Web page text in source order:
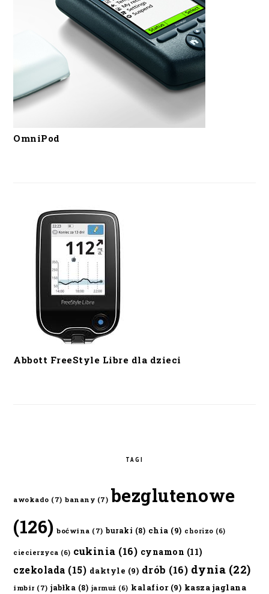
OmniPod
Abbott FreeStyle Libre dla dzieci
TAGI
awokado (7) banany (7) bezglutenowe
(126) boćwina (7) buraki (8) chia (9) chorizo (6)
ciecierzyca (6) cukinia (16) cynamon (11)
czekolada (15) daktyle (9) drób (16) dynia (22)
imbir (7) jabłka (8) jarmuż (6) kalafior(9) kasza jaglana